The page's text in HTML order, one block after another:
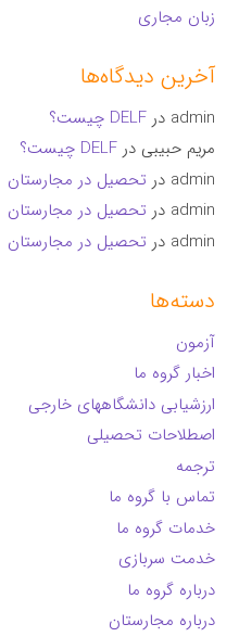
زبان مجاری
آخرین دیدگاه‌ها
admin درDELF چیست؟
مریم حبیبی درDELF چیست؟
admin در تحصیل در مجارستان
admin در تحصیل در مجارستان
admin در تحصیل در مجارستان
دسته‌ها
آزمون
اخبار گروه ما
ارزشیابی دانشگاههای خارجی
اصطلاحات تحصیلی
ترجمه
تماس با گروه ما
خدمات گروه ما
خدمت سربازی
درباره گروه ما
درباره مجارستان